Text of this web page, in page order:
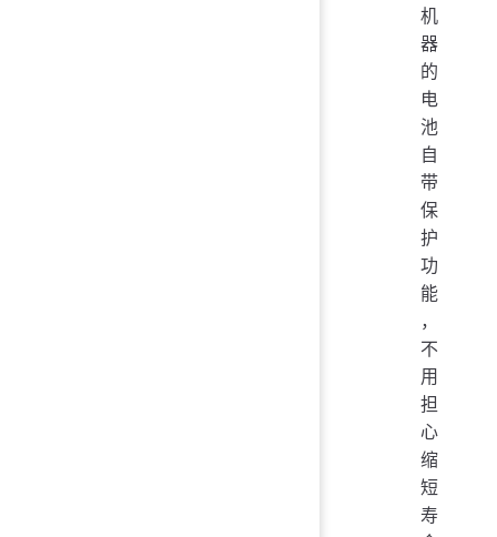
机
器
的
电
池
自
带
保
护
功
能
，
不
用
担
心
缩
短
寿